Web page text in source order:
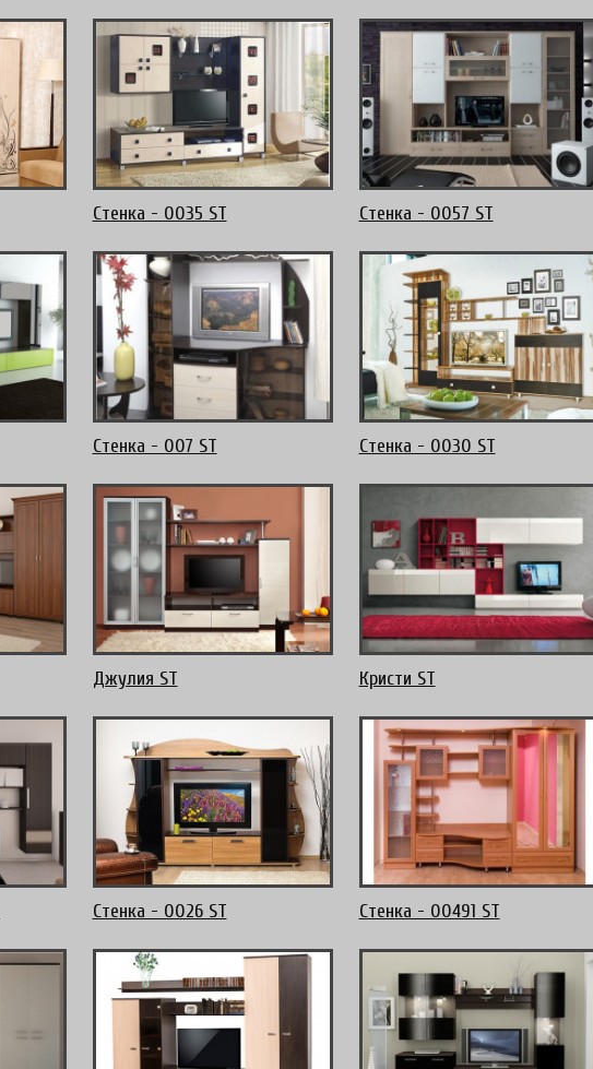
Стенка - 0035 ST Стенка - 0057 ST
Стенка - 007 ST Стенка - 0030 ST
Джулия ST Кристи ST
Стенка - 0026 ST Стенка - 00491 ST